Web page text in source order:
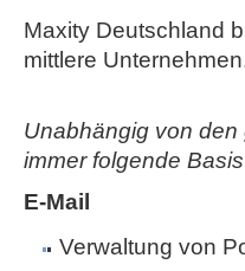
Maxity Deutschland
mittlere
Unabhängig von den
immer folgende
E-Mail
Verwaltung von